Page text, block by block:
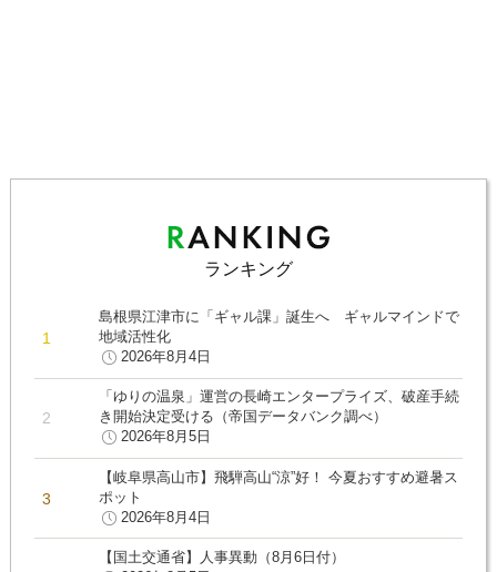
ランキング
島根県江津市に「ギャル課」誕生へ ギャルマインドで
地域活性化
2026年8月4日
「ゆりの温泉」運営の長崎エンタープライズ、破産手続
き開始決定受ける（帝国データバンク調べ）
2026年8月5日
【岐阜県高山市】飛騨高山“涼”好！ 今夏おすすめ避暑ス
ポット
2026年8月4日
【国土交通省】人事異動（8月6日付）